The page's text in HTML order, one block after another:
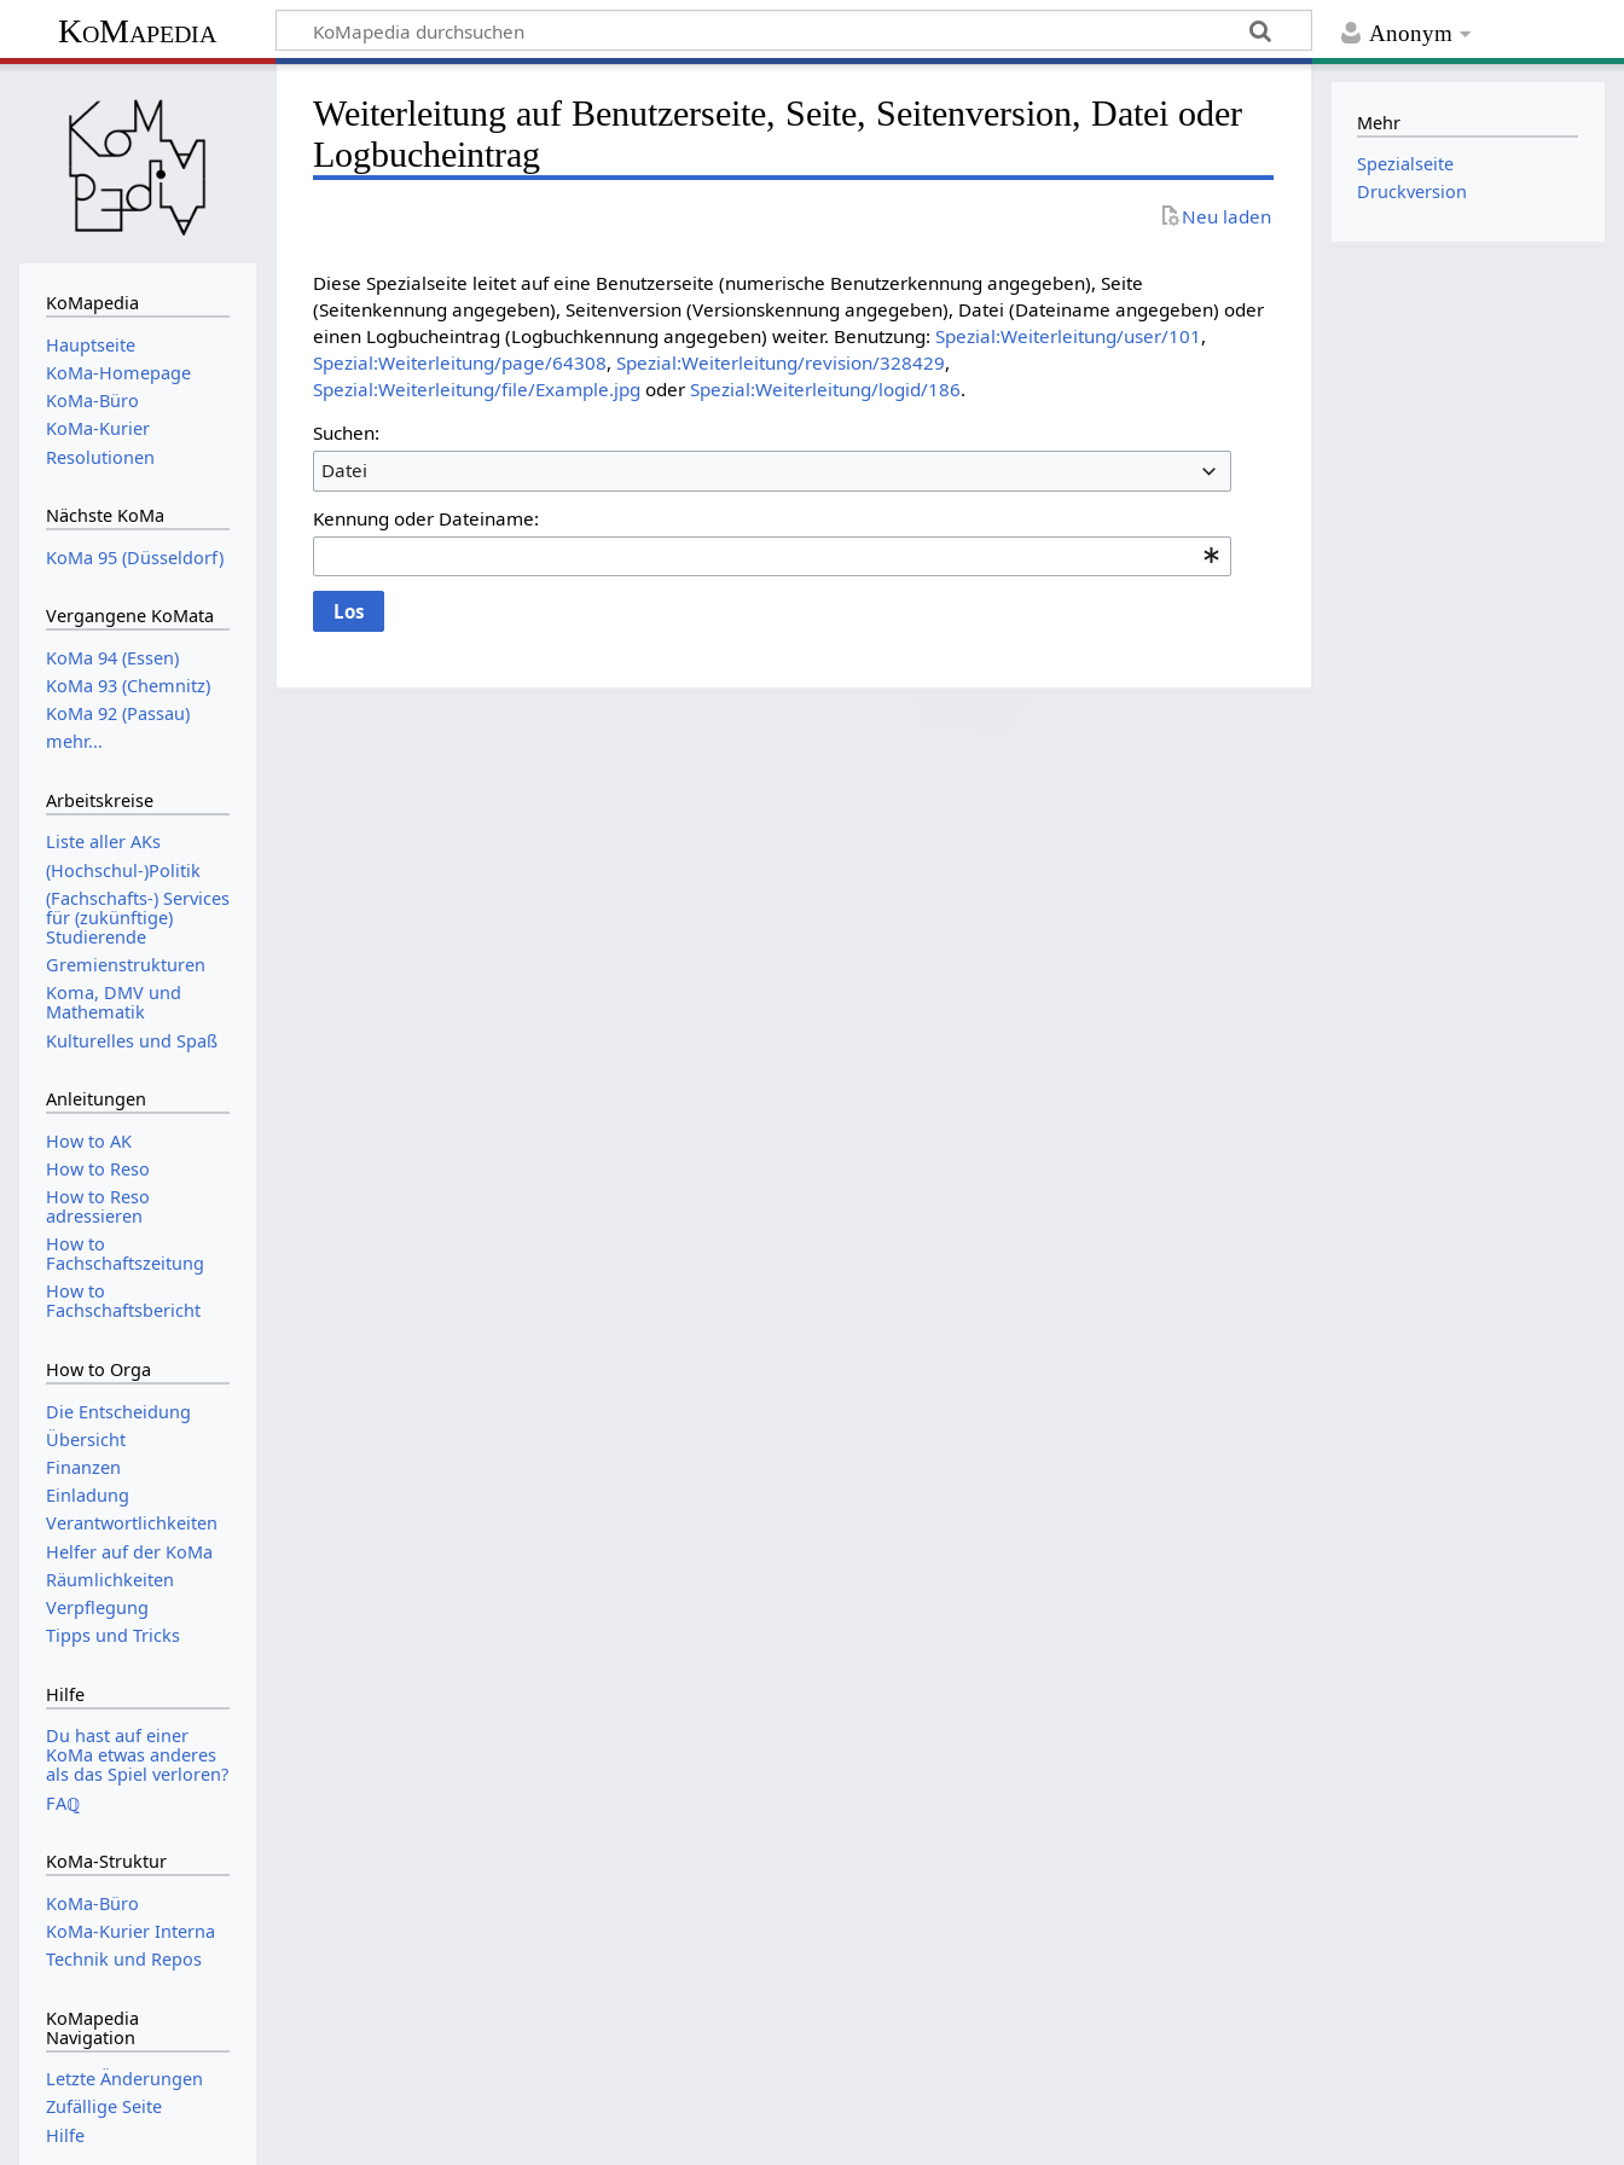
Anonym
KoMapedia
Weiterleitung auf Benutzerseite, Seite, Seitenversion, Datei oder
Logbucheintrag
Neu laden
Diese Spezialseite leitet auf eine Benutzerseite (numerische Benutzerkennung angegeben), Seite
(Seitenkennung angegeben), Seitenversion (Versionskennung angegeben), Datei (Dateiname angegeben) oder
einen Logbucheintrag (Logbuchkennung angegeben) weiter. Benutzung:Spezial:Weiterleitung/user/101 ,
Spezial:Weiterleitung/page/64308,Spezial:Weiterleitung/revision/328429,
Spezial:Weiterleitung/file/Example.jpg oderSpezial:Weiterleitung/logid/186.
Suchen:
Datei
Kennung oder Dateiname:
Los
KoMapedia
Hauptseite
KoMa-Homepage
KoMa-Büro
KoMa-Kurier
Resolutionen
Nächste KoMa
KoMa 95 (Düsseldorf)
Vergangene KoMata
KoMa 94 (Essen)
KoMa 93 (Chemnitz)
KoMa 92 (Passau)
mehr...
Arbeitskreise
Liste aller AKs
(Hochschul-)Politik
(Fachschafts-) Services
für (zukünftige)
Studierende
Gremienstrukturen
Koma, DMV und
Mathematik
Kulturelles und Spaß
Anleitungen
How to AK
How to Reso
How to Reso
adressieren
How to
Fachschaftszeitung
How to
Fachschaftsbericht
How to Orga
Die Entscheidung
Übersicht
Finanzen
Einladung
Verantwortlichkeiten
Helfer auf der KoMa
Räumlichkeiten
Verpflegung
Tipps und Tricks
Hilfe
Du hast auf einer
KoMa etwas anderes
als das Spiel verloren?
FAℚ
KoMa-Struktur
KoMa-Büro
KoMa-Kurier Interna
Technik und Repos
KoMapedia
Navigation
Letzte Änderungen
Zufällige Seite
Hilfe
Mehr
Spezialseite
Druckversion